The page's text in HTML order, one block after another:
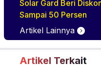
Solar Gard Beri
Sampai 50 Persen
Artikel Lainnya
Artikel Terkait